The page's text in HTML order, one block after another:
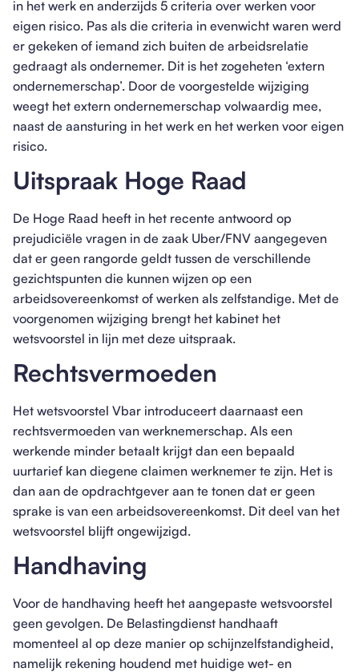
in het werk en anderzijds 5 criteria over werken voor
eigen risico. Pas als die criteria in evenwicht waren werd
er gekeken of iemand zich buiten de arbeidsrelatie
gedraagt als ondernemer. Dit is het zogeheten ‘extern
ondernemerschap’. Door de voorgestelde wijziging
weegt het extern ondernemerschap volwaardig mee,
naast de aansturing in het werk en het werken voor eigen
risico.
Uitspraak Hoge Raad
De Hoge Raad heeft in het recente antwoord op
prejudiciële vragen in de zaak Uber/FNV aangegeven
dat er geen rangorde geldt tussen de verschillende
gezichtspunten die kunnen wijzen op een
arbeidsovereenkomst of werken als zelfstandige. Met de
voorgenomen wijziging brengt het kabinet het
wetsvoorstel in lijn met deze uitspraak.
Rechtsvermoeden
Het wetsvoorstel Vbar introduceert daarnaast een
rechtsvermoeden van werknemerschap. Als een
werkende minder betaalt krijgt dan een bepaald
uurtarief kan diegene claimen werknemer te zijn. Het is
dan aan de opdrachtgever aan te tonen dat er geen
sprake is van een arbeidsovereenkomst. Dit deel van het
wetsvoorstel blijft ongewijzigd.
Handhaving
Voor de handhaving heeft het aangepaste wetsvoorstel
geen gevolgen. De Belastingdienst handhaaft
momenteel al op deze manier op schijnzelfstandigheid,
namelijk rekening houdend met huidige wet- en